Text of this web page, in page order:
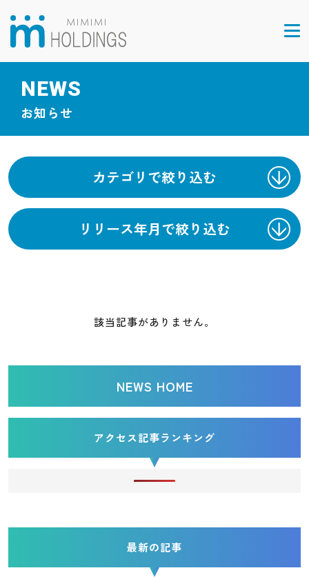
NEWS
お知らせ
カテゴリで絞り込む
リリース年月で絞り込む
該当記事がありません。
NEWS HOME
アクセス記事ランキング
最新の記事